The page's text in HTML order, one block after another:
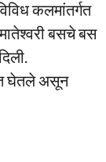
कलमांतर्गत
बसचे बस
घेतले असून